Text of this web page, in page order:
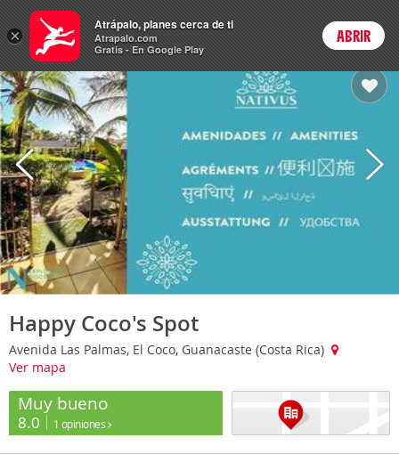
Hoteles Login
Happy Coco's Spot
Avenida Las Palmas, El Coco, Guanacaste (Costa Rica)
Ver mapa
Muy bueno
8.0 1 opiniones
×
Atrápalo, planes cerca de ti
Atrapalo.com
Gratis - En Google Play
ABRIR